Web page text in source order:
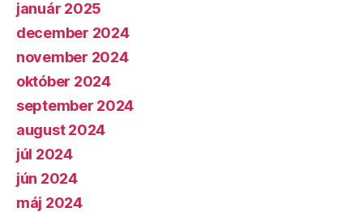
január 2025
december 2024
november 2024
október 2024
september 2024
august 2024
júl 2024
jún 2024
máj 2024